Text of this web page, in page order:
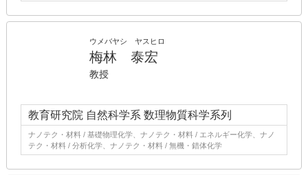
ウメバヤシ ヤスヒロ
梅林 泰宏
教授
教育研究院 自然科学系 数理物質科学系列
ナノテク・材料 / 基礎物理化学、ナノテク・材料 / エネルギー化学、ナノ
テク・材料 / 分析化学、ナノテク・材料 / 無機・錯体化学